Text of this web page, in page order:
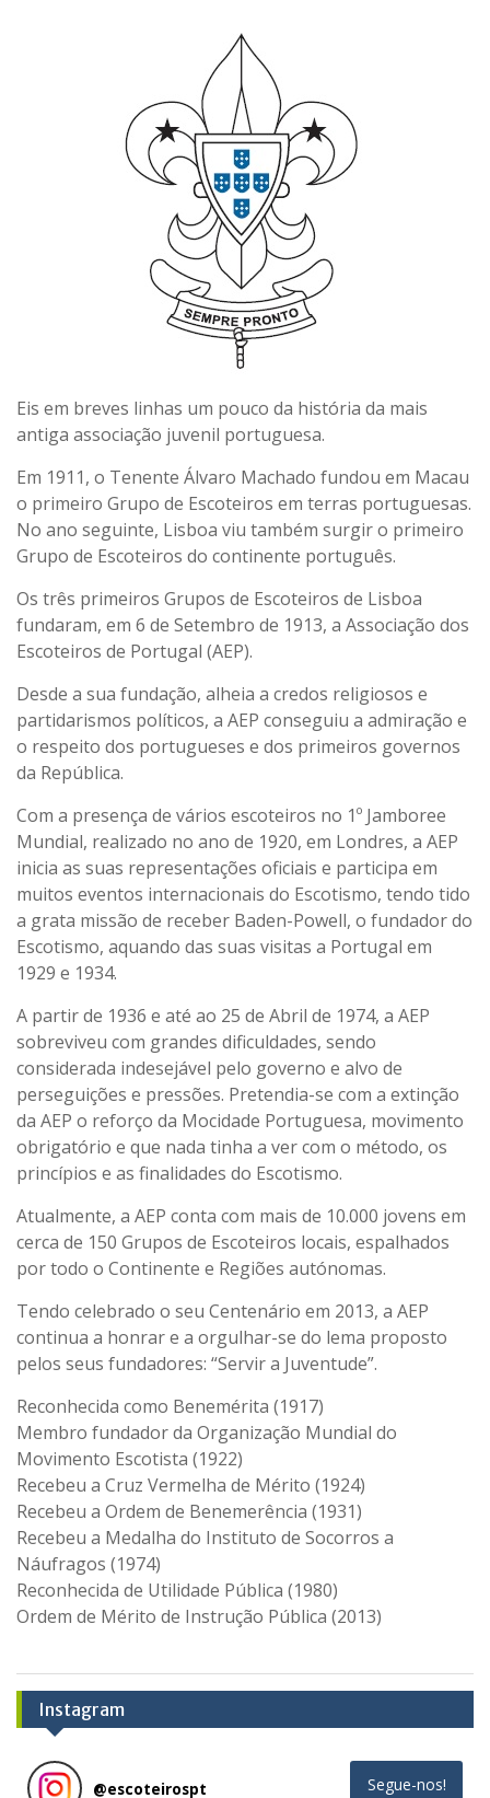
Eis em breves linhas um pouco da história da mais
antiga associação juvenil portuguesa.
Em 1911, o Tenente Álvaro Machado fundou em Macau
o primeiro Grupo de Escoteiros em terras portuguesas.
No ano seguinte, Lisboa viu também surgir o primeiro
Grupo de Escoteiros do continente português.
Os três primeiros Grupos de Escoteiros de Lisboa
fundaram, em 6 de Setembro de 1913, a Associação dos
Escoteiros de Portugal (AEP).
Desde a sua fundação, alheia a credos religiosos e
partidarismos políticos, a AEP conseguiu a admiração e
o respeito dos portugueses e dos primeiros governos
da República.
Com a presença de vários escoteiros no 1º Jamboree
Mundial, realizado no ano de 1920, em Londres, a AEP
inicia as suas representações oficiais e participa em
muitos eventos internacionais do Escotismo, tendo tido
a grata missão de receber Baden-Powell, o fundador do
Escotismo, aquando das suas visitas a Portugal em
1929 e 1934.
A partir de 1936 e até ao 25 de Abril de 1974, a AEP
sobreviveu com grandes dificuldades, sendo
considerada indesejável pelo governo e alvo de
perseguições e pressões. Pretendia-se com a extinção
da AEP o reforço da Mocidade Portuguesa, movimento
obrigatório e que nada tinha a ver com o método, os
princípios e as finalidades do Escotismo.
Atualmente, a AEP conta com mais de 10.000 jovens em
cerca de 150 Grupos de Escoteiros locais, espalhados
por todo o Continente e Regiões autónomas.
Tendo celebrado o seu Centenário em 2013, a AEP
continua a honrar e a orgulhar-se do lema proposto
pelos seus fundadores: “Servir a Juventude”.
Reconhecida como Benemérita (1917)
Membro fundador da Organização Mundial do
Movimento Escotista (1922)
Recebeu a Cruz Vermelha de Mérito (1924)
Recebeu a Ordem de Benemerência (1931)
Recebeu a Medalha do Instituto de Socorros a
Náufragos (1974)
Reconhecida de Utilidade Pública (1980)
Ordem de Mérito de Instrução Pública (2013)
Instagram
@escoteirospt Segue-nos!